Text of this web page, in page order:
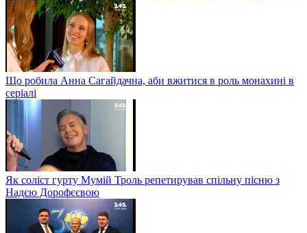
Що робила Анна Сагайдачна, аби вжитися в роль монахині в
серіалі
Як соліст гурту Мумій Троль репетирував спільну пісню з
Надєю Дорофєєвою